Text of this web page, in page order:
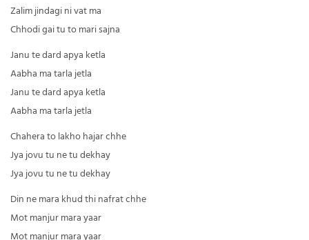
Zalim jindagi ni vat ma
Chhodi gai tu to mari sajna
Janu te dard apya ketla
Aabha ma tarla jetla
Janu te dard apya ketla
Aabha ma tarla jetla
Chahera to lakho hajar chhe
Jya jovu tu ne tu dekhay
Jya jovu tu ne tu dekhay
Din ne mara khud thi nafrat chhe
Mot manjur mara yaar
Mot manjur mara yaar